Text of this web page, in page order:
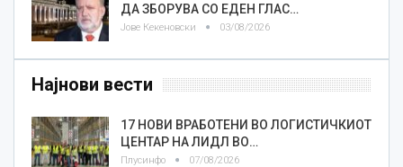
ДА ЗБОРУВА СО ЕДЕН ГЛАС…
Јове Кекеновски 03/08/2026
Најнови вести
17 НОВИ ВРАБОТЕНИ ВО ЛОГИСТИЧКИОТ
ЦЕНТАР НА ЛИДЛ ВО…
Плусинфо 07/08/2026